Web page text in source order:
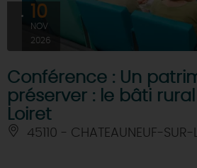
10
NOV
2026
Conférence : Un
préserver : le bâti
Loiret
45110 - CHATEAUNEUF-SUR-